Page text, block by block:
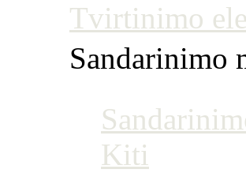
Tvirtinimo
Sandarinimo
Kiti